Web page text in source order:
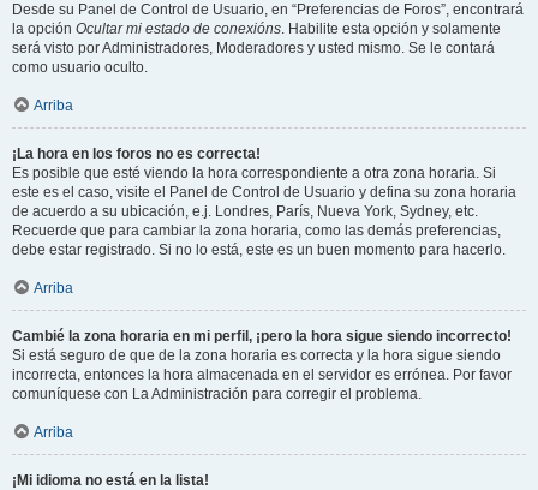
Desde su Panel de Control de Usuario, en “Preferencias de Foros”, encontrará
la opción Ocultar mi estado de conexións. Habilite esta opción y solamente
será visto por Administradores, Moderadores y usted mismo. Se le contará
como usuario oculto.
Arriba
¡La hora en los foros no es correcta!
Es posible que esté viendo la hora correspondiente a otra zona horaria. Si
este es el caso, visite el Panel de Control de Usuario y defina su zona horaria
de acuerdo a su ubicación, e.j. Londres, París, Nueva York, Sydney, etc.
Recuerde que para cambiar la zona horaria, como las demás preferencias,
debe estar registrado. Si no lo está, este es un buen momento para hacerlo.
Arriba
Cambié la zona horaria en mi perfil, ¡pero la hora sigue siendo incorrecto!
Si está seguro de que de la zona horaria es correcta y la hora sigue siendo
incorrecta, entonces la hora almacenada en el servidor es errónea. Por favor
comuníquese con La Administración para corregir el problema.
Arriba
¡Mi idioma no está en la lista!